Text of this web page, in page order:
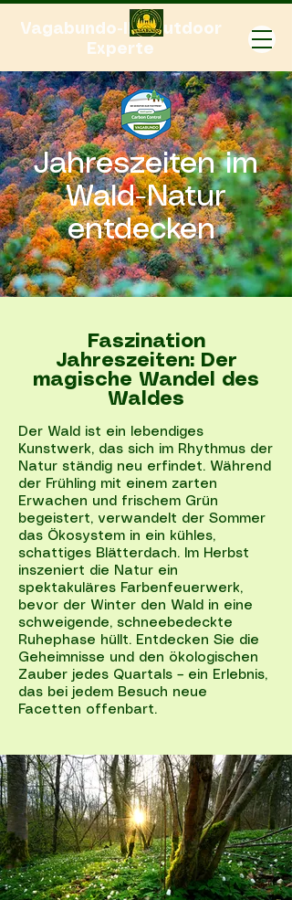
Vagabundo-Ihr Outdoor
Experte
Jahreszeiten im
Wald-Natur
entdecken
Faszination
Jahreszeiten: Der
magische Wandel des
Waldes
Der Wald ist ein lebendiges
Kunstwerk, das sich im Rhythmus der
Natur ständig neu erfindet. Während
der Frühling mit einem zarten
Erwachen und frischem Grün
begeistert, verwandelt der Sommer
das Ökosystem in ein kühles,
schattiges Blätterdach. Im Herbst
inszeniert die Natur ein
spektakuläres Farbenfeuerwerk,
bevor der Winter den Wald in eine
schweigende, schneebedeckte
Ruhephase hüllt. Entdecken Sie die
Geheimnisse und den ökologischen
Zauber jedes Quartals – ein Erlebnis,
das bei jedem Besuch neue
Facetten offenbart.